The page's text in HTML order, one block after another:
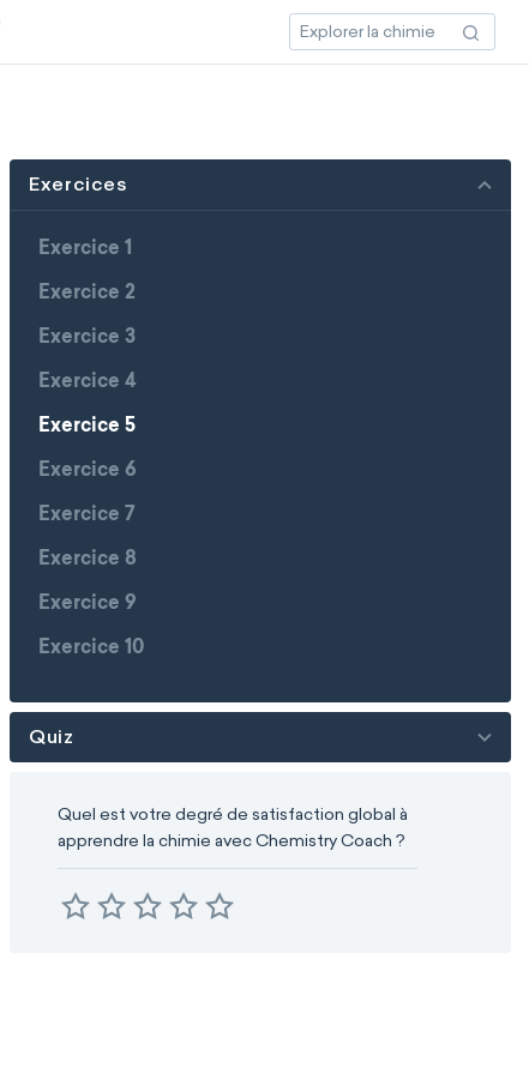
Exercices
Exercice 1
Exercice 2
Exercice 3
Exercice 4
Exercice 5
Exercice 6
Exercice 7
Exercice 8
Exercice 9
Exercice 10
Quiz
Quel est votre degré de satisfaction global à
apprendre la chimie avec Chemistry Coach ?